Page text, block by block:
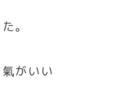
。
がいい